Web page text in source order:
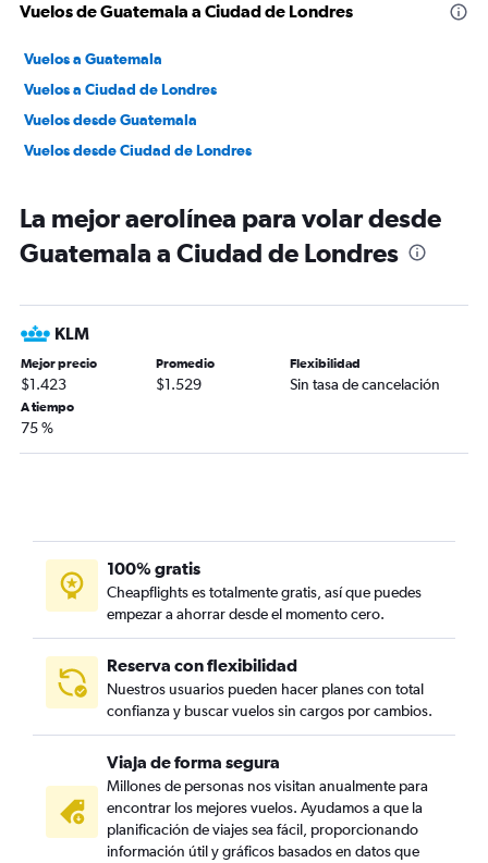
Vuelos de Guatemala a Ciudad de Londres
Vuelos a Guatemala
Vuelos a Ciudad de Londres
Vuelos desde Guatemala
Vuelos desde Ciudad de Londres
La mejor aerolínea para volar desde
Guatemala a Ciudad de Londres
KLM
Mejor precio
$1.423
Promedio
$1.529
Flexibilidad
Sin tasa de cancelación
A tiempo
75 %
100% gratis
Cheapflights es totalmente gratis, así que puedes
empezar a ahorrar desde el momento cero.
Reserva con flexibilidad
Nuestros usuarios pueden hacer planes con total
confianza y buscar vuelos sin cargos por cambios.
Viaja de forma segura
Millones de personas nos visitan anualmente para
encontrar los mejores vuelos. Ayudamos a que la
planificación de viajes sea fácil, proporcionando
información útil y gráficos basados en datos que